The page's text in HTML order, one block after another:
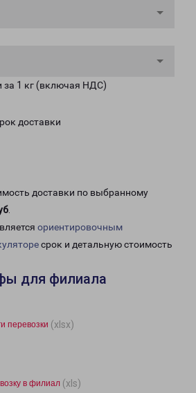
за 1 кг (включая НДС)
доставки
доставки по выбранному
.
ориентировочным
срок и детальную стоимость
для филиала
перевозки (xlsx)
в филиал (xls)